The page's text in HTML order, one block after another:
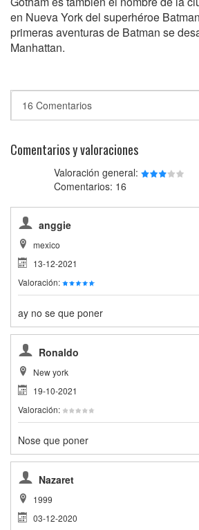
en Nueva York del superhéroe
primeras aventuras de Batman se
Manhattan.
16 Comentarios
Comentarios y valoraciones
Valoración general:
Comentarios: 16
anggie
mexico
13-12-2021
Valoración:
ay no se que poner
Ronaldo
New york
19-10-2021
Valoración:
Nose que poner
Nazaret
1999
03-12-2020